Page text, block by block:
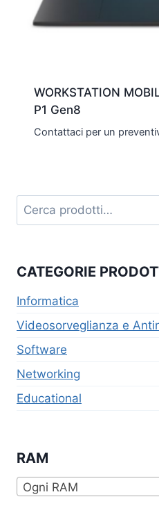
WORKSTATION
P1 Gen8
Contattaci per un
Cerca:
CATEGORIE
Informatica
Videosorveglianza e
Software
Networking
Educational
RAM
Ogni RAM